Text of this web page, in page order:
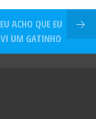
EU ACHO QUE EU
VI UM GATINHO